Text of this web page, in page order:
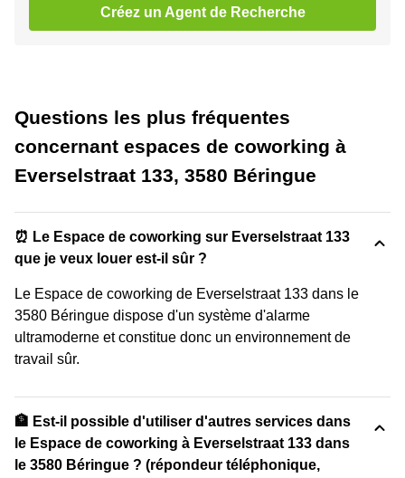
Créez un Agent de Recherche
Questions les plus fréquentes
concernant espaces de coworking à
Everselstraat 133, 3580 Béringue
⏰ Le Espace de coworking sur Everselstraat 133
que je veux louer est-il sûr ?
Le Espace de coworking de Everselstraat 133 dans le
3580 Béringue dispose d'un système d'alarme
ultramoderne et constitue donc un environnement de
travail sûr.
🏦 Est-il possible d'utiliser d'autres services dans
le Espace de coworking à Everselstraat 133 dans
le 3580 Béringue ? (répondeur téléphonique,